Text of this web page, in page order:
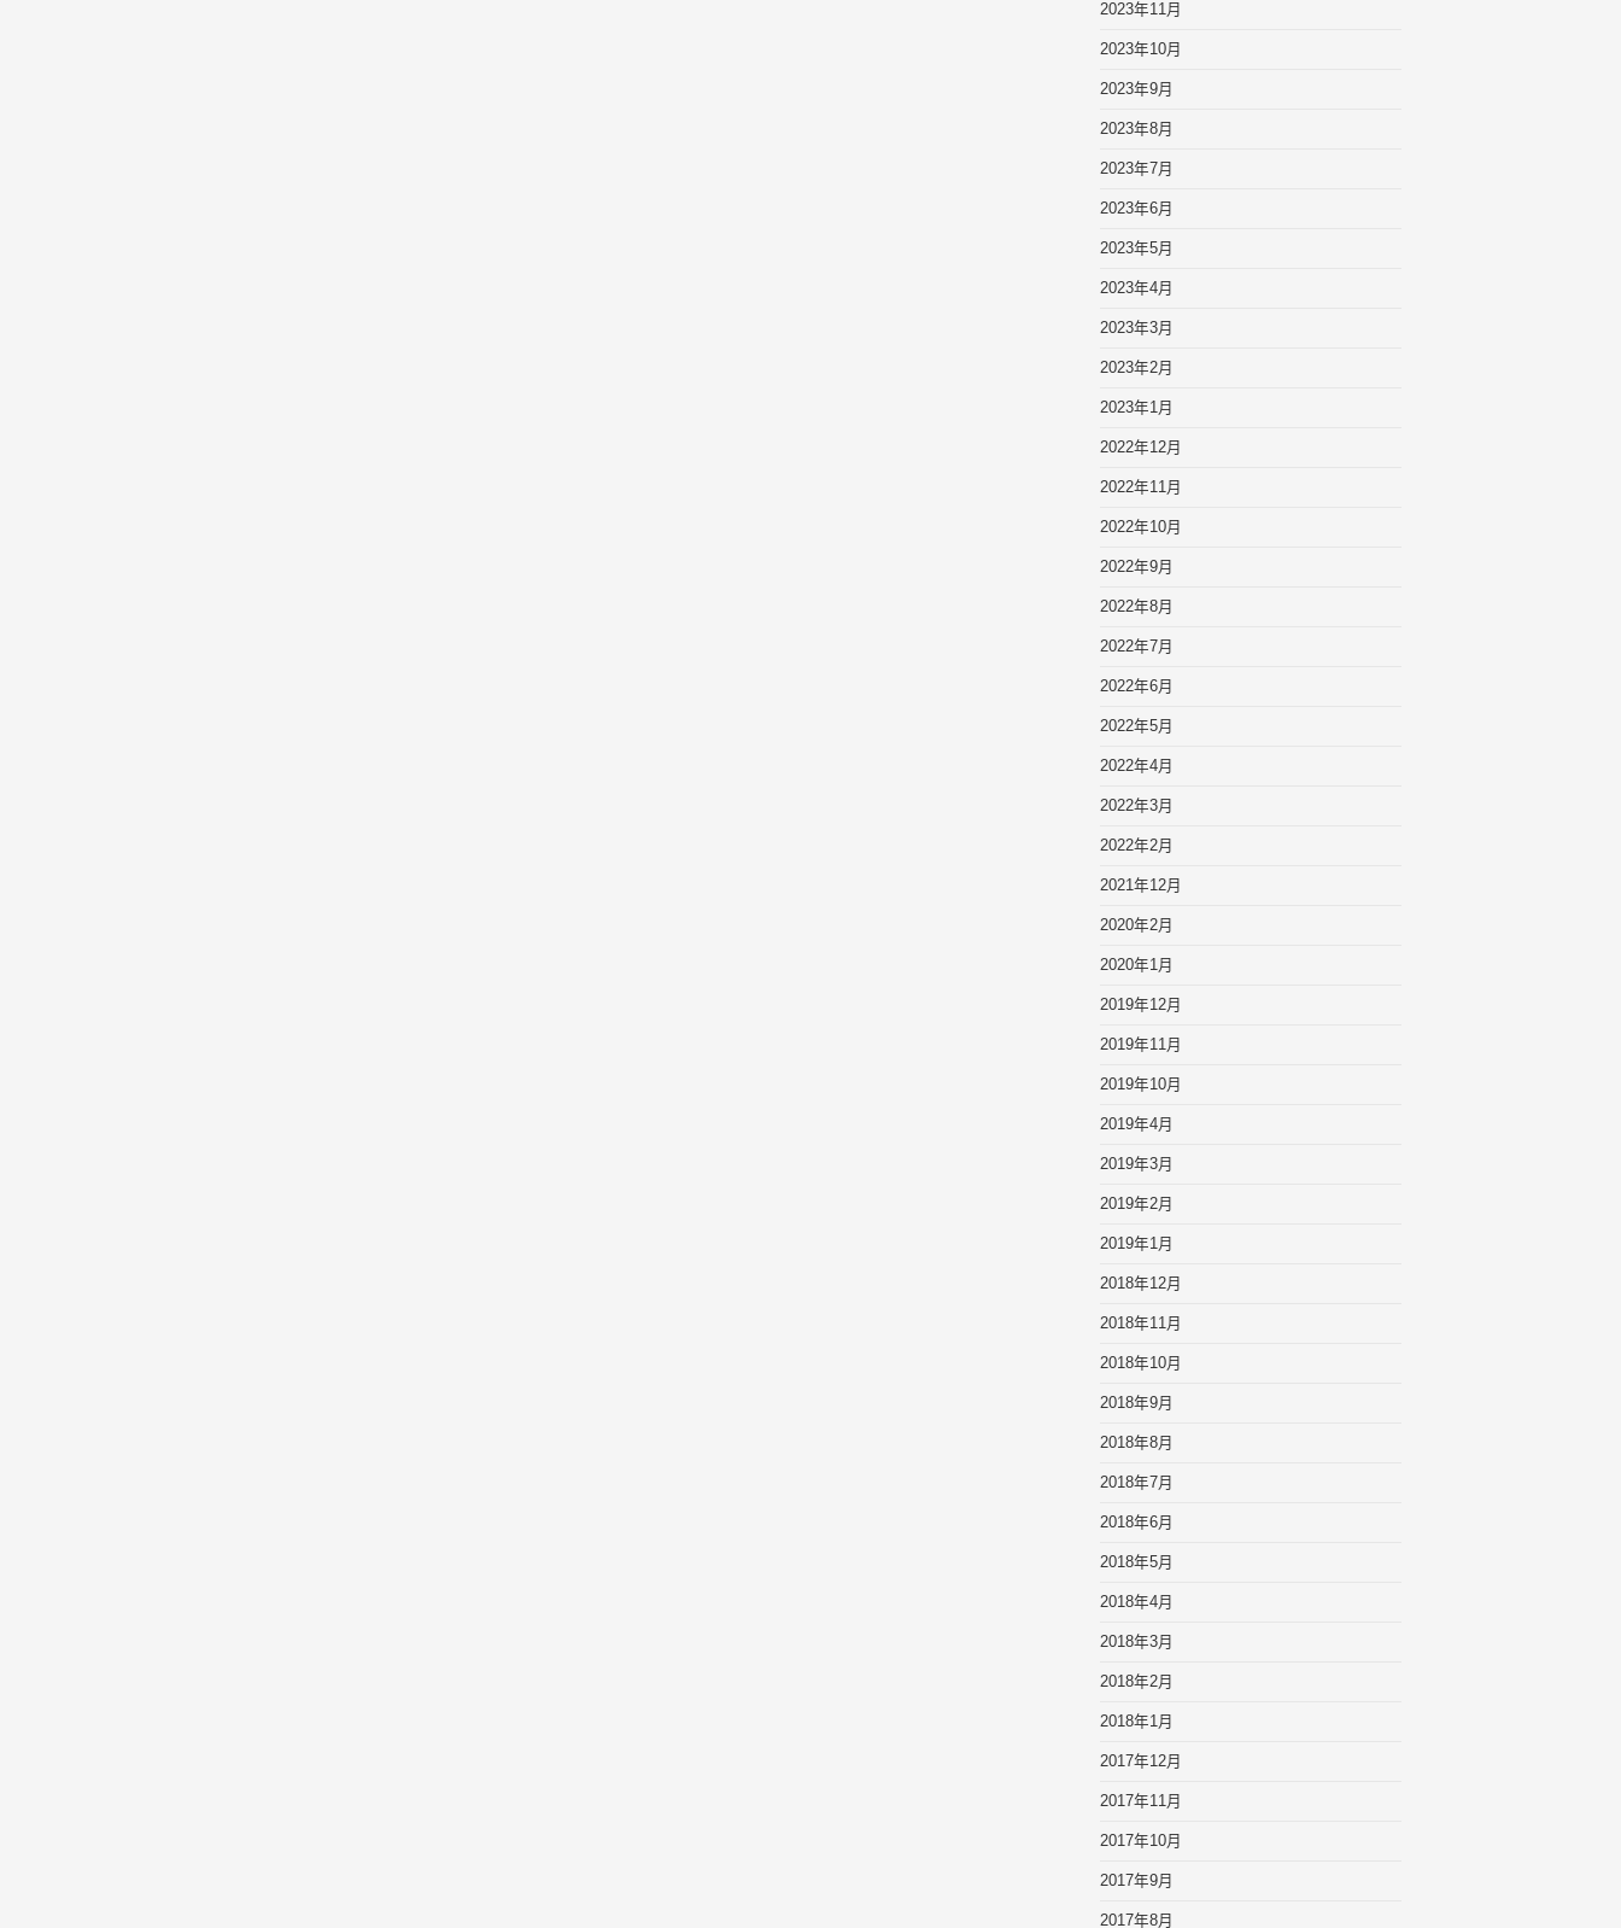
2023年11月
2023年10月
2023年9月
2023年8月
2023年7月
2023年6月
2023年5月
2023年4月
2023年3月
2023年2月
2023年1月
2022年12月
2022年11月
2022年10月
2022年9月
2022年8月
2022年7月
2022年6月
2022年5月
2022年4月
2022年3月
2022年2月
2021年12月
2020年2月
2020年1月
2019年12月
2019年11月
2019年10月
2019年4月
2019年3月
2019年2月
2019年1月
2018年12月
2018年11月
2018年10月
2018年9月
2018年8月
2018年7月
2018年6月
2018年5月
2018年4月
2018年3月
2018年2月
2018年1月
2017年12月
2017年11月
2017年10月
2017年9月
2017年8月